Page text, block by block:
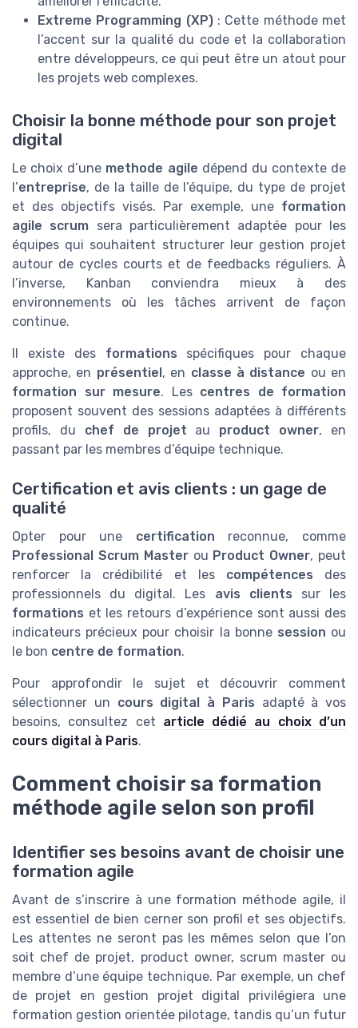
Extreme Programming (XP): Cette méthode met
l’accent sur la qualité du code et la collaboration
entre développeurs, ce qui peut être un atout pour
les projets web complexes.
Choisir la bonne méthode pour son projet
digital
Le choix d’une methode agile dépend du contexte de
l’entreprise, de la taille de l’équipe, du type de projet
et des objectifs visés. Par exemple, une formation
agile scrum sera particulièrement adaptée pour les
équipes qui souhaitent structurer leur gestion projet
autour de cycles courts et de feedbacks réguliers. À
l’inverse, Kanban conviendra mieux à des
environnements où les tâches arrivent de façon
continue.
Il existe des formations spécifiques pour chaque
approche, en présentiel , en classe à distance ou en
formation sur mesure. Les centres de formation
proposent souvent des sessions adaptées à différents
profils, du chef de projet au product owner, en
passant par les membres d’équipe technique.
Certification et avis clients : un gage de
qualité
Opter pour une certification reconnue, comme
Professional Scrum Masterou Product Owner, peut
renforcer la crédibilité et les compétences des
professionnels du digital. Les avis clients sur les
formations et les retours d’expérience sont aussi des
indicateurs précieux pour choisir la bonne session ou
le bon centre de formation.
Pour approfondir le sujet et découvrir comment
sélectionner un cours digital à Paris adapté à vos
besoins, consultez cet article dédié au choix d’un
cours digital à Paris.
Comment choisir sa formation
méthode agile selon son profil
Identifier ses besoins avant de choisir une
formation agile
Avant de s’inscrire à une formation méthode agile, il
est essentiel de bien cerner son profil et ses objectifs.
Les attentes ne seront pas les mêmes selon que l’on
soit chef de projet, product owner, scrum master ou
membre d’une équipe technique. Par exemple, un chef
de projet en gestion projet digital privilégiera une
formation gestion orientée pilotage, tandis qu’un futur